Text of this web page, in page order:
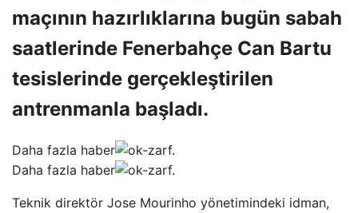
maçının hazırlıklarına bugün sabah
saatlerinde Fenerbahçe Can Bartu
tesislerinde gerçekleştirilen
antrenmanla başladı.
Daha fazla haber
Daha fazla haber
Teknik direktör Jose Mourinho yönetimindeki idman,